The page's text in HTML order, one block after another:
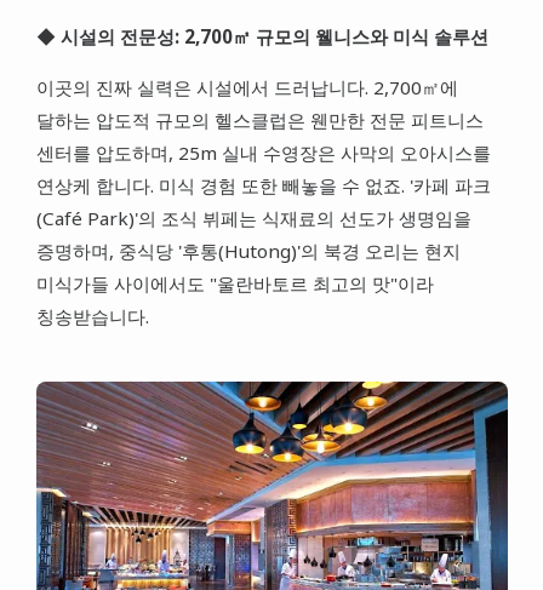
◆ 시설의 전문성: 2,700㎡ 규모의 웰니스와 미식 솔루션
이곳의 진짜 실력은 시설에서 드러납니다. 2,700㎡에
달하는 압도적 규모의 헬스클럽은 웬만한 전문 피트니스
센터를 압도하며, 25m 실내 수영장은 사막의 오아시스를
연상케 합니다. 미식 경험 또한 빼놓을 수 없죠. '카페 파크
(Café Park)'의 조식 뷔페는 식재료의 선도가 생명임을
증명하며, 중식당 '후통(Hutong)'의 북경 오리는 현지
미식가들 사이에서도 "울란바토르 최고의 맛"이라
칭송받습니다.